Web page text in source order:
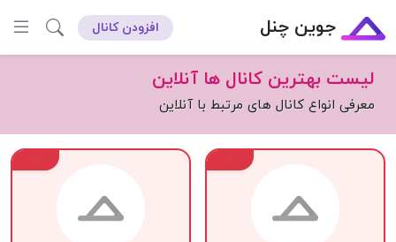
جوین چنل افزودن کانال
لیست بهترین کانال ها آنلاین
معرفی انواع کانال های مرتبط با آنلاین